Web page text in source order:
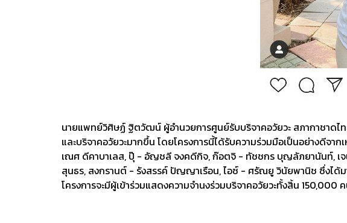
นายแพทย์วิศิษฏ์ ฐิตวัฒน์ ผู้อำนวยการศูนย์รับบริจาคอวัยวะ สภากาชาดไ
และบริจาคอวัยวะมากขึ้น โดยโครงการนี้ได้รับความร่วมมือเป็นอย่างดี
เณศ ดีคาบาเลส, ปุ๊ - อัญชลี จงคดีกิจ, ก๊อตจิ - ทัชชกร บุญลัภยานันท์,
สุนธร, สงกรานต์ - รังสรรค์ ปัญญาเรือน, ไอซ์ - ศรัณยู วินัยพานิช ซึ่งได้
โครงการจะมีผู้เข้าร่วมแสดงความจำนงร่วมบริจาคอวัยวะทั้งสิ้น 150,000